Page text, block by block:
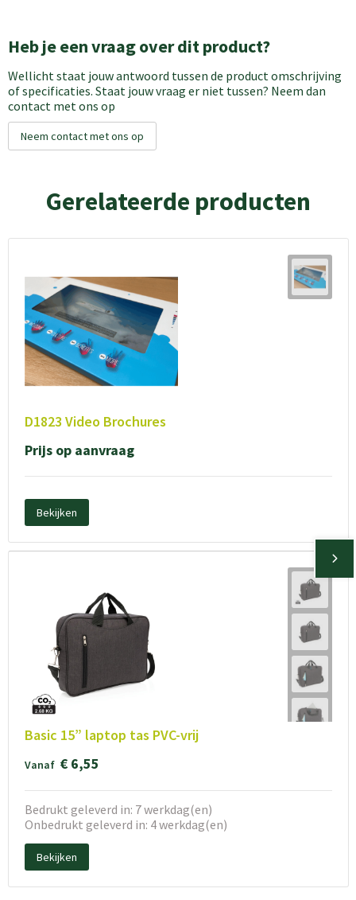
Heb je een vraag over dit product?
Wellicht staat jouw antwoord tussen de product omschrijving
of specificaties. Staat jouw vraag er niet tussen? Neem dan
contact met ons op
Neem contact met ons op
Gerelateerde producten
D1823 Video Brochures
Prijs op aanvraag
Bekijken
Basic 15” laptop tas PVC-vrij
Vanaf € 6,55
Bedrukt geleverd in: 7 werkdag(en)
Onbedrukt geleverd in: 4 werkdag(en)
Bekijken